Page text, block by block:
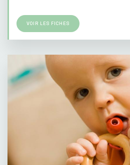
VOIR LES FICHES